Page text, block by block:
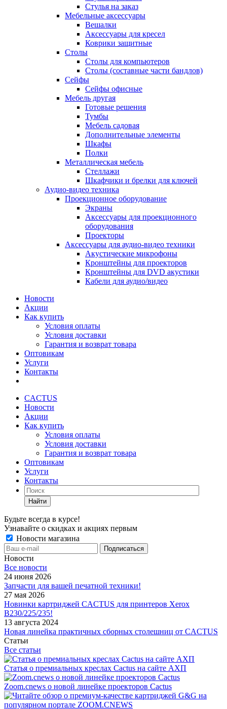
Стулья на заказ
Мебельные аксессуары
Вешалки
Аксессуары для кресел
Коврики защитные
Столы
Столы для компьютеров
Столы (составные части бандлов)
Сейфы
Сейфы офисные
Мебель другая
Готовые решения
Тумбы
Мебель садовая
Дополнительные элементы
Шкафы
Полки
Металлическая мебель
Стеллажи
Шкафчики и брелки для ключей
Аудио-видео техника
Проекционное оборудование
Экраны
Аксессуары для проекционного
оборудования
Проекторы
Аксессуары для аудио-видео техники
Акустические микрофоны
Кронштейны для проекторов
Кронштейны для DVD акустики
Кабели для аудио/видео
Новости
Акции
Как купить
Условия оплаты
Условия доставки
Гарантия и возврат товара
Оптовикам
Услуги
Контакты
CACTUS
Новости
Акции
Как купить
Условия оплаты
Условия доставки
Гарантия и возврат товара
Оптовикам
Услуги
Контакты
Найти
Будьте всегда в курсе!
Узнавайте о скидках и акциях первым
Новости магазина
Новости
Все новости
24 июня 2026
Запчасти для вашей печатной техники!
27 мая 2026
Новинки картриджей CACTUS для принтеров Xerox
B230/225/235!
13 августа 2024
Новая линейка практичных сборных столешниц от CACTUS
Статьи
Все статьи
Статья о премиальных креслах Cactus на сайте АХП
Zoom.cnews о новой линейке проекторов Cactus